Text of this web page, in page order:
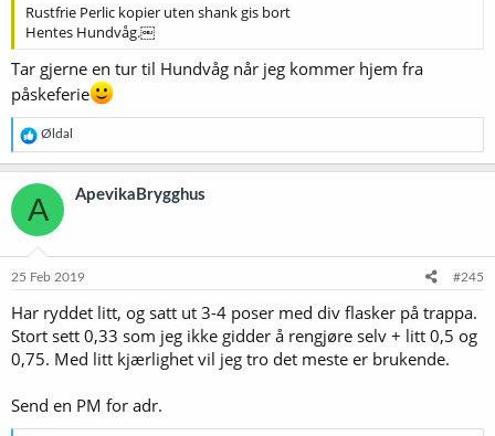
Rustfrie Perlic kopier uten shank gis bort
Hentes Hundvåg.￼
Tar gjerne en tur til Hundvåg når jeg kommer hjem fra
påskeferie
R
e
a
k
s
o
e
Øldal
A ApevikaBrygghus
25 Feb 2019 #245
Har ryddet litt, og satt ut 3-4 poser med div flasker på trappa.
Stort sett 0,33 som jeg ikke gidder å rengjøre selv + litt 0,5 og
0,75. Med litt kjærlighet vil jeg tro det meste er brukende.
Send en PM for adr.